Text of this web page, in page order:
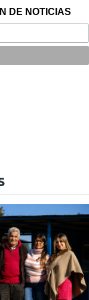
DE NOTICIAS